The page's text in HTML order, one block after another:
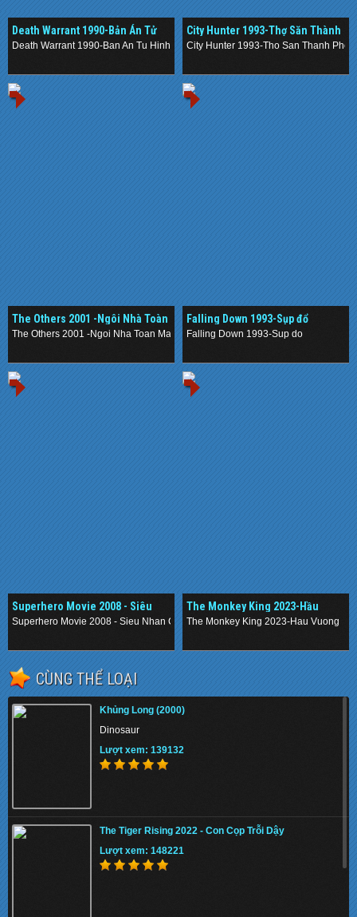
Death Warrant 1990-Bản Án Tử
Hình
Death Warrant 1990-Ban An Tu Hinh
City Hunter 1993-Thợ Săn Thành
Phố
City Hunter 1993-Tho San Thanh Pho
The Others 2001 -Ngôi Nhà Toàn
Ma
The Others 2001 -Ngoi Nha Toan Ma
Falling Down 1993-Sụp đổ
Falling Down 1993-Sup do
Superhero Movie 2008 - Siêu
Nhân Chuồn Chuồn
Superhero Movie 2008 - Sieu Nhan Chuon Chuon
The Monkey King 2023-Hầu
Vương
The Monkey King 2023-Hau Vuong
CÙNG THỂ LOẠI
Khủng Long (2000)
Dinosaur
Lượt xem: 139132
The Tiger Rising 2022 - Con Cọp Trỗi Dậy
Lượt xem: 148221